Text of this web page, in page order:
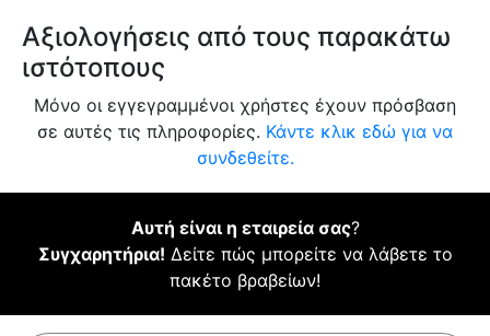
Αξιολογήσεις από τους παρακάτω
ιστότοπους
Μόνο οι εγγεγραμμένοι χρήστες έχουν πρόσβαση
σε αυτές τις πληροφορίες. Κάντε κλικ εδώ για να
συνδεθείτε.
Αυτή είναι η εταιρεία σας?
Συγχαρητήρια! Δείτε πώς μπορείτε να λάβετε το
πακέτο βραβείων!